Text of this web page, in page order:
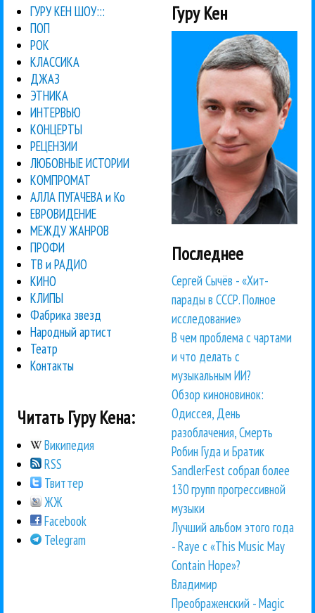
ГУРУ КЕН ШОУ:::
ПОП
РОК
КЛАССИКА
ДЖАЗ
ЭТНИКА
ИНТЕРВЬЮ
КОНЦЕРТЫ
РЕЦЕНЗИИ
ЛЮБОВНЫЕ ИСТОРИИ
КОМПРОМАТ
АЛЛА ПУГАЧЕВА и Ко
ЕВРОВИДЕНИЕ
МЕЖДУ ЖАНРОВ
ПРОФИ
ТВ и РАДИО
КИНО
КЛИПЫ
Фабрика звезд
Народный артист
Театр
Контакты
Читать Гуру Кена:
Википедия
RSS
Твиттер
ЖЖ
Facebook
Telegram
Гуру Кен
Последнее
Сергей Сычёв - «Хит-
парады в СССР. Полное
исследование»
В чем проблема с чартами
и что делать с
музыкальным ИИ?
Обзор киноновинок:
Одиссея, День
разоблачения, Смерть
Робин Гуда и Братик
SandlerFest собрал более
130 групп прогрессивной
музыки
Лучший альбом этого года
- Raye с «This Music May
Contain Hope»?
Владимир
Преображенский - Magic